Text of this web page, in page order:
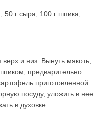
50 г сыра, 100 г шпика,
и низ. Вынуть мякоть,
предварительно
приготовленной
посуду, уложить в нее
в духовке.